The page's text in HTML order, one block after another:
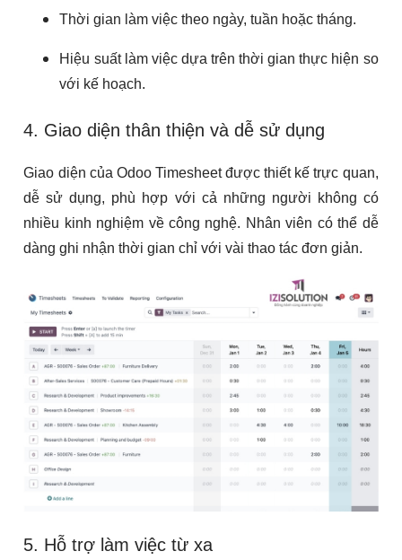
Thời gian làm việc theo ngày, tuần hoặc tháng.
Hiệu suất làm việc dựa trên thời gian thực hiện so
với kế hoạch.
4. Giao diện thân thiện và dễ sử dụng
Giao diện của Odoo Timesheet được thiết kế trực quan,
dễ sử dụng, phù hợp với cả những người không có
nhiều kinh nghiệm về công nghệ. Nhân viên có thể dễ
dàng ghi nhận thời gian chỉ với vài thao tác đơn giản.
5. Hỗ trợ làm việc từ xa